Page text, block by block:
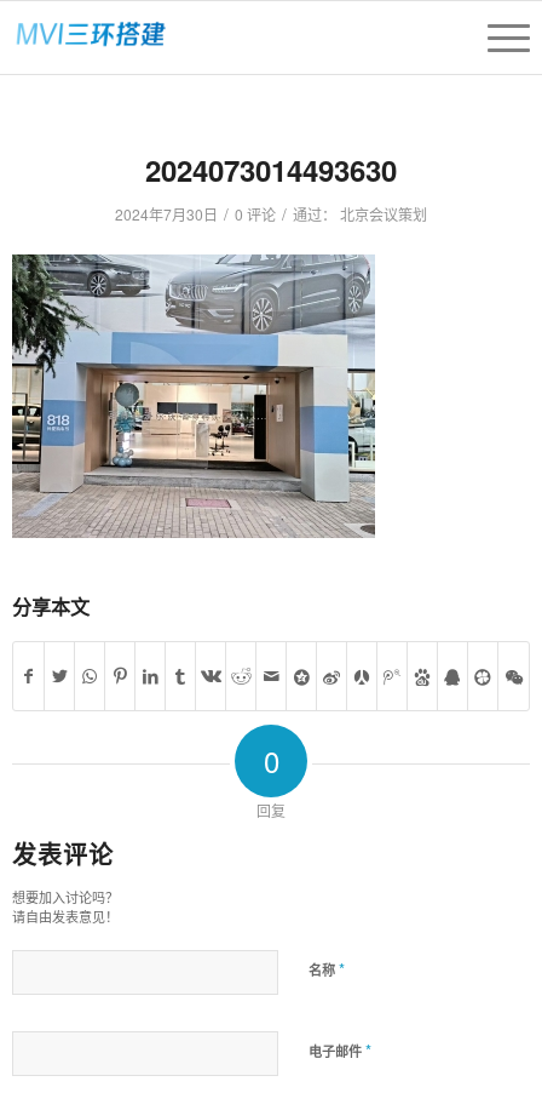
2024073014493630
2024年7月30日 / 0 评论 / 通过： 北京会议策划
分享本文
0
回复
发表评论
想要加入讨论吗？
请自由发表意见！
名称 *
电子邮件 *